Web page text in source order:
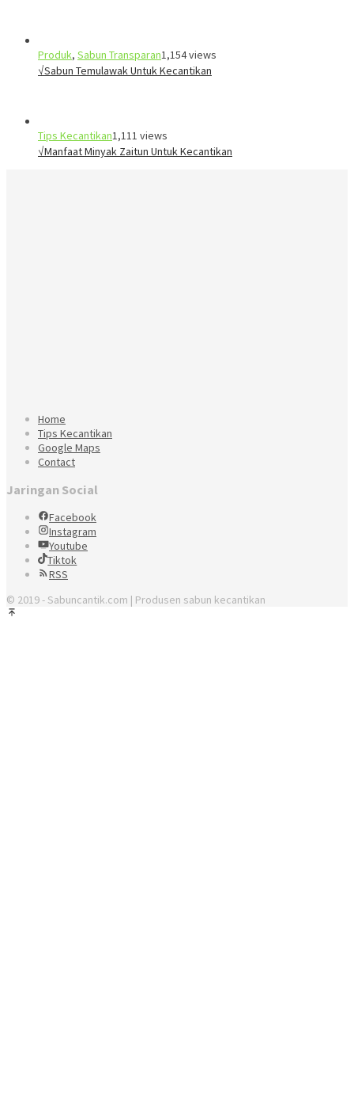
Produk, Sabun Transparan1,154 views
√Sabun Temulawak Untuk Kecantikan
Tips Kecantikan1,111 views
√Manfaat Minyak Zaitun Untuk Kecantikan
Home
Tips Kecantikan
Google Maps
Contact
Jaringan Social
Facebook
Instagram
Youtube
Tiktok
RSS
© 2019 - Sabuncantik.com | Produsen sabun kecantikan